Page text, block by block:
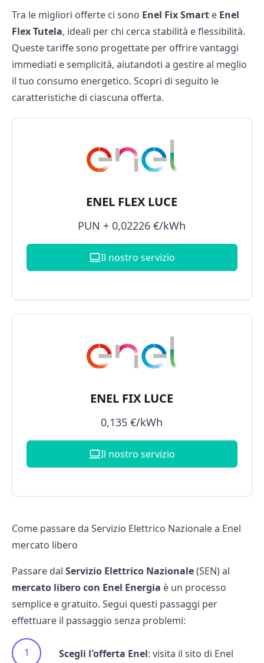
Tra le migliori offerte ci sono Enel Fix Smart e Enel
Flex Tutela, ideali per chi cerca stabilità e flessibilità.
Queste tariffe sono progettate per offrire vantaggi
immediati e semplicità, aiutandoti a gestire al meglio
il tuo consumo energetico. Scopri di seguito le
caratteristiche di ciascuna offerta.
ENEL FLEX LUCE
PUN + 0,02226 €/kWh
Il nostro servizio
ENEL FIX LUCE
0,135 €/kWh
Il nostro servizio
Come passare da Servizio Elettrico Nazionale a Enel
mercato libero
Passare dal Servizio Elettrico Nazionale(SEN) al
mercato libero con Enel Energia è un processo
semplice e gratuito. Segui questi passaggi per
effettuare il passaggio senza problemi:
Scegli l'offerta Enel: visita il sito di Enel